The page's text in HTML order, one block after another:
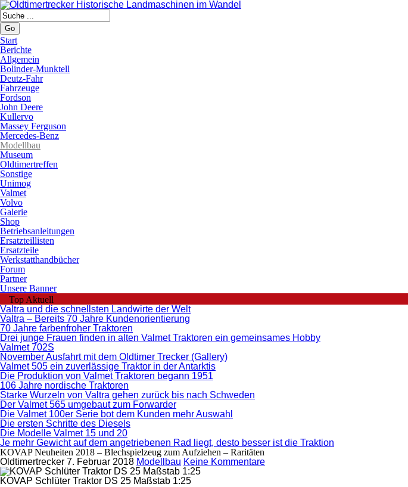
Go
Start
Berichte
Allgemein
Bolinder-Munktell
Deutz-Fahr
Fahrzeuge
Fordson
John Deere
Kullervo
Massey Ferguson
Mercedes-Benz
Modellbau
Museum
Oldtimertreffen
Sonstige
Unimog
Valmet
Volvo
Galerie
Shop
Betriebsanleitungen
Ersatzteillisten
Ersatzteile
Werkstatthandbücher
Forum
Partner
Unsere Banner
Top Aktuell
Valtra und die schnellsten Landwirte der Welt
Valtra – Bereits 70 Jahre Kundenorientierung
70 Jahre farbenfroher Traktoren
Drei junge Frauen finden in alten Valmet Traktoren ein gemeinsames Hobby
Valmet 702S
November Ausfahrt mit dem Oldtimer Trecker (Gallery)
Valmet 505 ein zuverlässige Traktor in der Antarktis
Die Produktion von Valmet Traktoren begann 1951
106 Jahre nordische Traktoren
Starke Wurzeln von Valtra gehen zurück bis nach Schweden
Der Valmet 565 umgebaut zum Forwarder
Die Valmet 100er Serie bot dem Kunden mehr Auswahl
Die ersten Schritte des Diesels
Die Modelle Valmet 15 und 20
Je mehr Gewicht auf dem angetriebenen Rad liegt, desto besser ist die Traktion
KOVAP Neuheiten 2018 – Blechspielzeug zum Aufziehen – Raritäten
Oldtimertrecker 7. Februar 2018 Modellbau Keine Kommentarezu
KOVAP Schlüter Traktor DS 25 Maßstab 1:25